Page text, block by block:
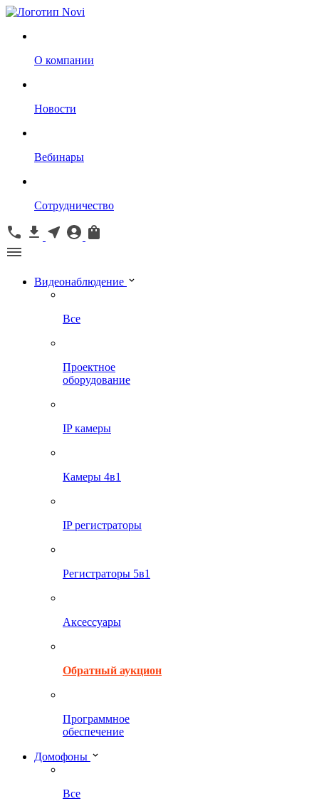
О компании
Новости
Вебинары
Сотрудничество
Видеонаблюдение
Все
Проектное
оборудование
IP камеры
Камеры 4в1
IP регистраторы
Регистраторы 5в1
Аксессуары
Обратный аукцион
Программное
обеспечение
Домофоны
Все